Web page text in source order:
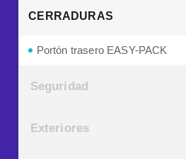
CERRADURAS
Portón trasero EASY-PACK
Seguridad
Exteriores